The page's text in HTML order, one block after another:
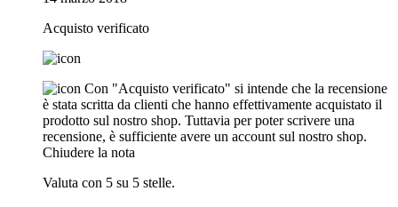
Acquisto verificato
Con "Acquisto verificato" si intende che la recensione
è stata scritta da clienti che hanno effettivamente acquistato il
prodotto sul nostro shop. Tuttavia per poter scrivere una
recensione, è sufficiente avere un account sul nostro shop.
Chiudere la nota
Valuta con 5 su 5 stelle.